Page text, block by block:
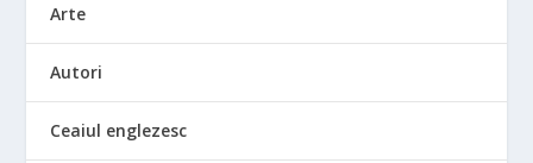
Arte
Autori
Ceaiul englezesc